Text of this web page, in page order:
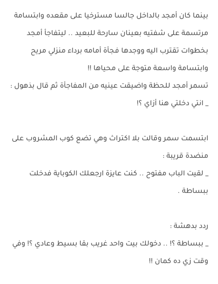
بينما كان أمجد بالداخل جالسا مسترخيا على مقعده وابتسامة
مرتسمة على شفتيه بعينان سارحة للبعيد .. ليتفاجأ أمجد
بخطوات تقترب اليه ووجدها فجأة أمامه برداء منزلي مريح
وابتسامة واسعة متوجة على محياها !!
تسمر أمجد للحظة واضيقت عينيه من المفاجأة ثم قال بذهول :
_ انتي دخلتي هنا أزاي ؟!
ابتسمت سمر وقالت بلا اكتراث وهي تضع كوب المشروب على
منضدة قريبة :
_ لقيت الباب مفتوح .. كنت عايزة ارجعلك الكوباية فدخلت
ببساطة .
ردد بدهشة :
_ ببساطة ؟! .. دخولك بيت واحد غريب بقا بسيط وعادي ؟! وفي
وقت زي ده كمان !!